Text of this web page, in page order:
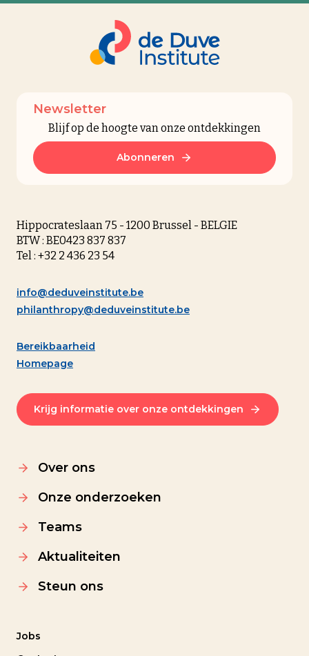
Newsletter
Blijf op de hoogte van onze ontdekkingen
Abonneren
Hippocrateslaan 75 - 1200 Brussel - BELGIE
BTW : BE0423 837 837
Tel : +32 2 436 23 54
info@deduveinstitute.be
philanthropy@deduveinstitute.be
Bereikbaarheid
Homepage
Krijg informatie over onze ontdekkingen
Over ons
Onze onderzoeken
Teams
Aktualiteiten
Steun ons
Jobs